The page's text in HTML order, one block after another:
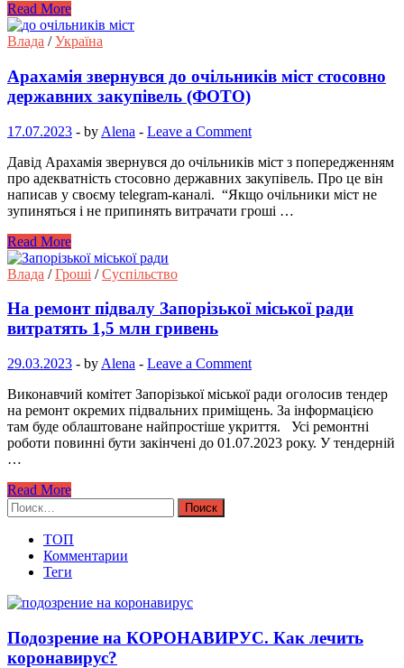
Read More
Влада /Україна
Арахамія звернувся до очільників міст стосовно
державних закупівель (ФОТО)
17.07.2023 - by Alena - Leave a Comment
Давід Арахамія звернувся до очільників міст з попередженням
про адекватність стосовно державних закупівель. Про це він
написав у своєму telegram-каналі. “Якщо очільники міст не
зупиняться і не припинять витрачати гроші …
Read More
Влада /Гроші /Суспільство
На ремонт підвалу Запорізької міської ради
витратять 1,5 млн гривень
29.03.2023 - by Alena - Leave a Comment
Виконавчий комітет Запорізької міської ради оголосив тендер
на ремонт окремих підвальних приміщень. За інформацією
там буде облаштоване найпростіше укриття. Усі ремонтні
роботи повинні бути закінчені до 01.07.2023 року. У тендерній
…
Read More
Найти:
ТОП
Комментарии
Теги
Подозрение на КОРОНАВИРУС. Как лечить
коронавирус?